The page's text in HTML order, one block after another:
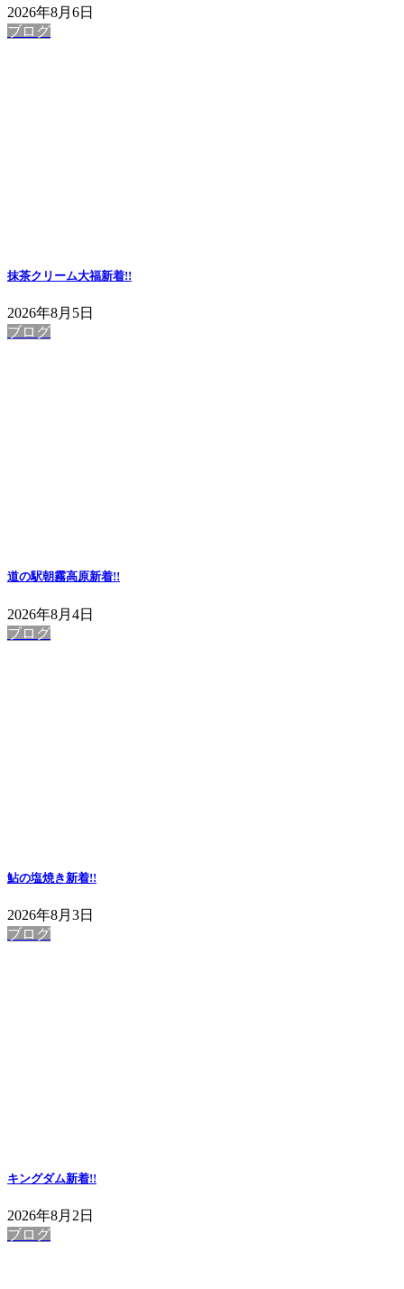
2026年8月6日
ブログ
抹茶クリーム大福新着!!
2026年8月5日
ブログ
道の駅朝霧高原新着!!
2026年8月4日
ブログ
鮎の塩焼き新着!!
2026年8月3日
ブログ
キングダム新着!!
2026年8月2日
ブログ